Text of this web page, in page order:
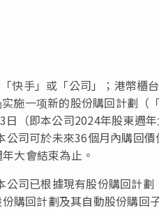
手」或「公司」；港幣櫃台
施一项新的股份購回計劃（
（即本公司2024年股東週
司可於未來36個月內購回
大會結束為止。
司已根據現有股份購回計劃
購回計劃及其自動股份購回